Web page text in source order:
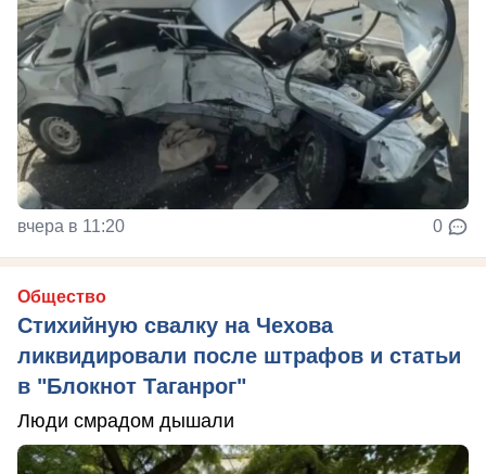
вчера в 11:20 0
Общество
Стихийную свалку на Чехова
ликвидировали после штрафов и статьи
в "Блокнот Таганрог"
Люди смрадом дышали